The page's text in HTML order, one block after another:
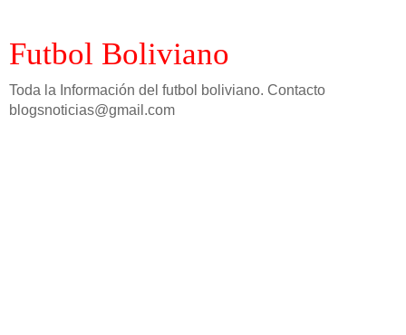
Futbol Boliviano
Toda la Información del futbol boliviano. Contacto
blogsnoticias@gmail.com